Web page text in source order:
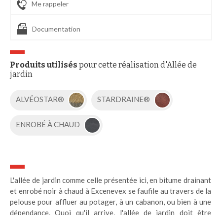
Me rappeler
Documentation
Produits utilisés pour cette réalisation d'Allée de
jardin
ALVÉOSTAR® STARDRAINE®
ENROBÉ À CHAUD
L'allée de jardin comme celle présentée ici, en bitume drainant
et enrobé noir à chaud à Excenevex se faufile au travers de la
pelouse pour affluer au potager, à un cabanon, ou bien à une
dépendance. Quoi qu'il arrive, l'allée de jardin doit être